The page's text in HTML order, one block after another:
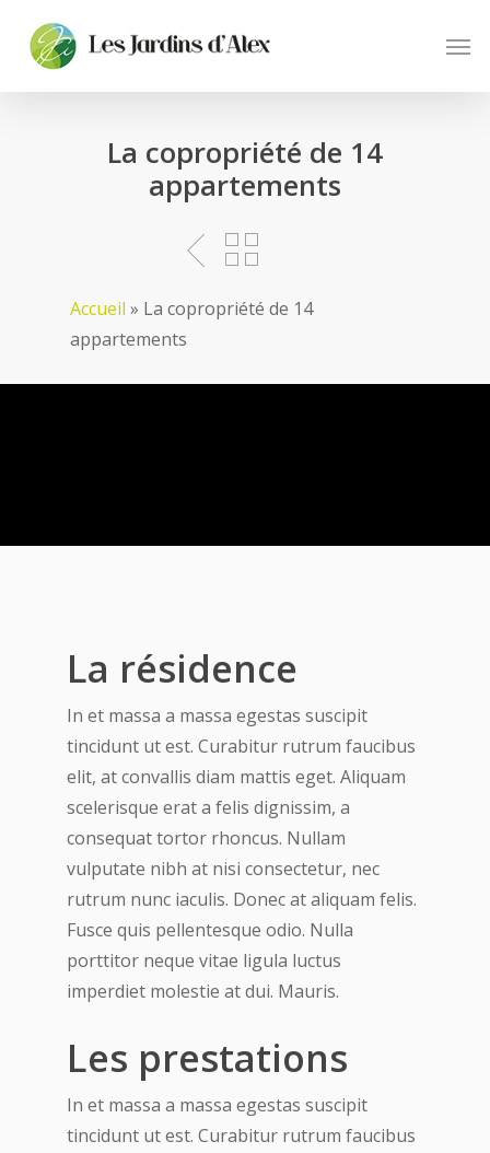
La copropriété de 14
appartements
Accueil » La copropriété de 14
appartements
La résidence
In et massa a massa egestas suscipit
tincidunt ut est. Curabitur rutrum faucibus
elit, at convallis diam mattis eget. Aliquam
scelerisque erat a felis dignissim, a
consequat tortor rhoncus. Nullam
vulputate nibh at nisi consectetur, nec
rutrum nunc iaculis. Donec at aliquam felis.
Fusce quis pellentesque odio. Nulla
porttitor neque vitae ligula luctus
imperdiet molestie at dui. Mauris.
Les prestations
In et massa a massa egestas suscipit
tincidunt ut est. Curabitur rutrum faucibus